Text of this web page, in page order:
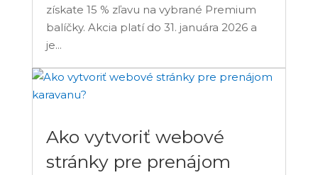
získate 15 % zľavu na vybrané Premium
balíčky. Akcia platí do 31. januára 2026 a
je...
Ako vytvoriť webové
stránky pre prenájom